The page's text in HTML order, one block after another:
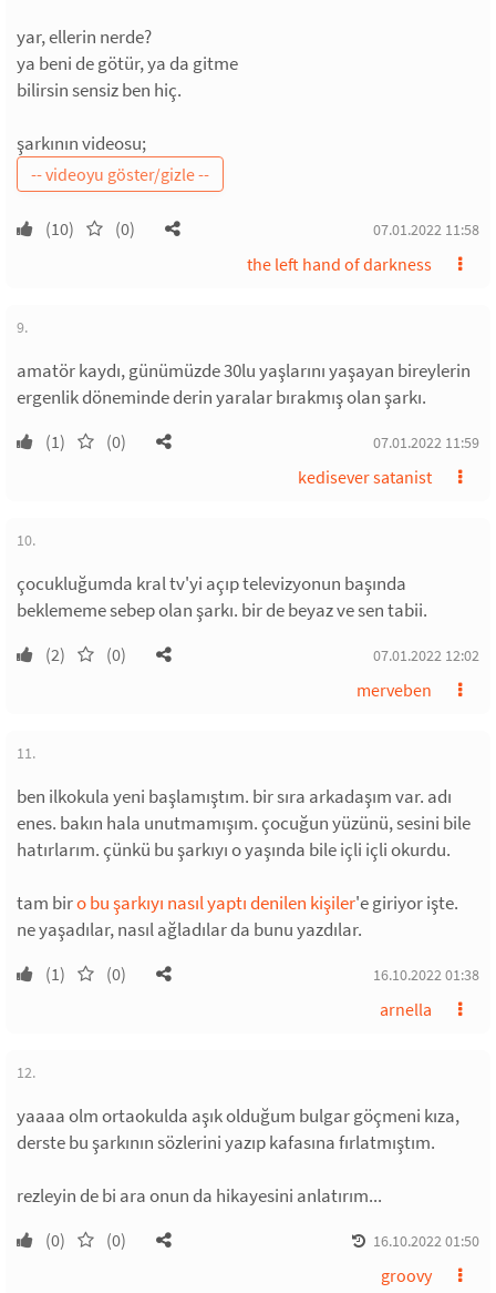
yar, ellerin nerde?
ya beni de götür, ya da gitme
bilirsin sensiz ben hiç.
şarkının videosu;
(10) (0) 07.01.2022 11:58
the left hand of darkness
9.
amatör kaydı, günümüzde 30lu yaşlarını yaşayan bireylerin
ergenlik döneminde derin yaralar bırakmış olan şarkı.
(1) (0) 07.01.2022 11:59
kedisever satanist
10.
çocukluğumda kral tv'yi açıp televizyonun başında
beklememe sebep olan şarkı. bir de beyaz ve sen tabii.
(2) (0) 07.01.2022 12:02
merveben
11.
ben ilkokula yeni başlamıştım. bir sıra arkadaşım var. adı
enes. bakın hala unutmamışım. çocuğun yüzünü, sesini bile
hatırlarım. çünkü bu şarkıyı o yaşında bile içli içli okurdu.
tam biro bu şarkıyı nasıl yaptı denilen kişiler'e giriyor işte.
ne yaşadılar, nasıl ağladılar da bunu yazdılar.
(1) (0) 16.10.2022 01:38
arnella
12.
yaaaa olm ortaokulda aşık olduğum bulgar göçmeni kıza,
derste bu şarkının sözlerini yazıp kafasına fırlatmıştım.
rezleyin de bi ara onun da hikayesini anlatırım...
(0) (0) 16.10.2022 01:50
groovy